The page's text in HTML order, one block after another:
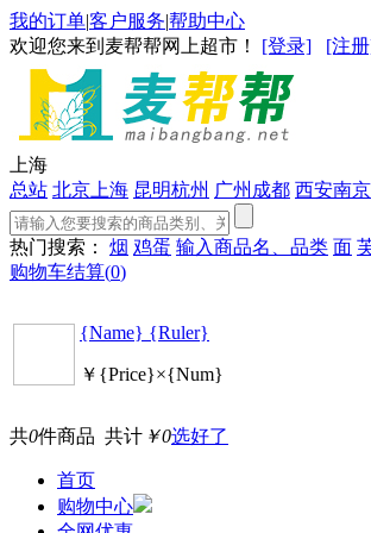
我的订单|客户服务|帮助中心
欢迎您来到麦帮帮网上超市！ [登录] [注
上海
总站 北京 上海 昆明杭州 广州 成都 西安南京
热门搜索： 烟 鸡蛋 输入商品名、品类 面
购物车结算(0)
{Name} {Ruler}
￥{Price}×{Num}
共0件商品 共计 ￥0选好了
首页
购物中心